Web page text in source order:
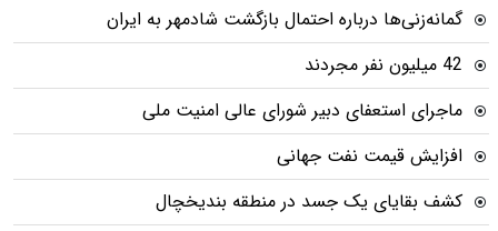
گمانه‌زنی‌ها درباره احتمال بازگشت شادمهر به ایران
42 میلیون نفر مجردند
ماجرای استعفای دبیر شورای عالی امنیت ملی
افزایش قیمت نفت جهانی
کشف بقایای یک جسد در منطقه بندیخچال